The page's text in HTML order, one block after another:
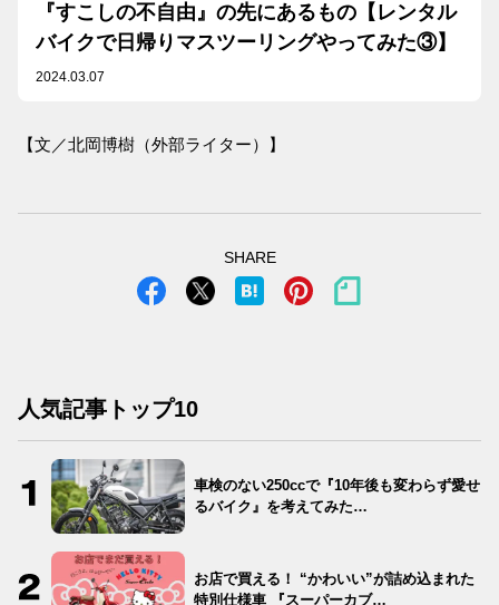
『すこしの不自由』の先にあるもの【レンタル
バイクで日帰りマスツーリングやってみた③】
2024.03.07
【文／北岡博樹（外部ライター）】
SHARE
人気記事トップ10
車検のない250ccで『10年後も変わらず愛せ
るバイク』を考えてみた…
お店で買える！ “かわいい”が詰め込まれた
特別仕様車 『スーパーカブ…